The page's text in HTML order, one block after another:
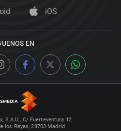
iOS
EN
S.A.U., C/ Fuerteventura 12
los Reyes, 28703 Madrid